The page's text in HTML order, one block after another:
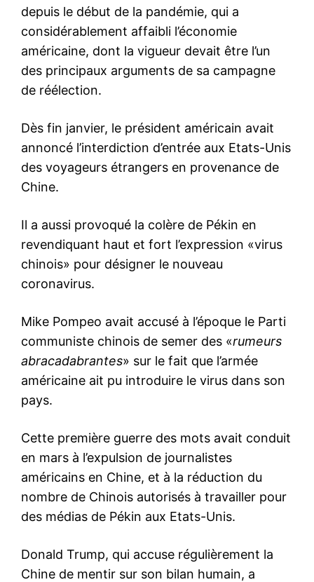
depuis le début de la pandémie, qui a
considérablement affaibli l’économie
américaine, dont la vigueur devait être l’un
des principaux arguments de sa campagne
de réélection.
Dès fin janvier, le président américain avait
annoncé l’interdiction d’entrée aux Etats-Unis
des voyageurs étrangers en provenance de
Chine.
Il a aussi provoqué la colère de Pékin en
revendiquant haut et fort l’expression «virus
chinois» pour désigner le nouveau
coronavirus.
Mike Pompeo avait accusé à l’époque le Parti
communiste chinois de semer des «rumeurs
abracadabrantes» sur le fait que l’armée
américaine ait pu introduire le virus dans son
pays.
Cette première guerre des mots avait conduit
en mars à l’expulsion de journalistes
américains en Chine, et à la réduction du
nombre de Chinois autorisés à travailler pour
des médias de Pékin aux Etats-Unis.
Donald Trump, qui accuse régulièrement la
Chine de mentir sur son bilan humain, a